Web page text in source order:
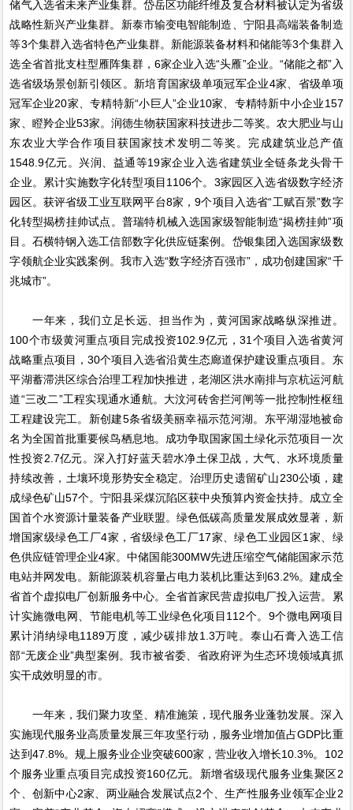
储气入选省未来产业集群。岱岳区功能纤维及复合材料被认定为省级
战略性新兴产业集群。新泰市输变电智能制造、宁阳县高端装备制造
等3个集群入选省特色产业集群。新能源装备材料和储能等3个集群入
选全省首批支柱型雁阵集群，6家企业入选“头雁”企业。“储能之都”入
选省级场景创新引领区。新培育国家级单项冠军企业4家、省级单项
冠军企业20家、专精特新“小巨人”企业10家、专精特新中小企业157
家、瞪羚企业53家。润德生物获国家科技进步二等奖。农大肥业与山
东农业大学合作项目获国家技术发明二等奖。完成建筑业总产值
1548.9亿元。兴润、益通等19家企业入选省建筑业全链条龙头骨干
企业。累计实施数字化转型项目1106个。3家园区入选省级数字经济
园区。获评省级工业互联网平台8家，9个项目入选省“工赋百景”数字
化转型揭榜挂帅试点。普瑞特机械入选国家级智能制造“揭榜挂帅”项
目。石横特钢入选工信部数字化供应链案例。岱银集团入选国家级数
字领航企业实践案例。我市入选“数字经济百强市”，成功创建国家“千
兆城市”。
一年来，我们立足长远、担当作为，黄河国家战略纵深推进。
100个市级黄河重点项目完成投资102.9亿元，31个项目入选省黄河
战略重点项目，30个项目入选省沿黄生态廊道保护建设重点项目。东
平湖蓄滞洪区综合治理工程加快推进，老湖区洪水南排与京杭运河航
道“三改二”工程实现通水通航。大汶河砖舍拦河闸等一批控制性枢纽
工程建设完工。新创建5条省级美丽幸福示范河湖。东平湖湿地被命
名为全国首批重要候鸟栖息地。成功争取国家国土绿化示范项目一次
性投资2.7亿元。深入打好蓝天碧水净土保卫战，大气、水环境质量
持续改善，土壤环境形势安全稳定。治理历史遗留矿山230公顷，建
成绿色矿山57个。宁阳县采煤沉陷区获中央预算内资金扶持。成立全
国首个水资源计量装备产业联盟。绿色低碳高质量发展成效显著，新
增国家级绿色工厂4家，省级绿色工厂17家、绿色工业园区1家、绿
色供应链管理企业4家。中储国能300MW先进压缩空气储能国家示范
电站并网发电。新能源装机容量占电力装机比重达到63.2%。建成全
省首个虚拟电厂创新服务中心。全省首家民营虚拟电厂投入运营。累
计实施微电网、节能电机等工业绿色化项目112个。9个微电网项目
累计消纳绿电1189万度，减少碳排放1.3万吨。泰山石膏入选工信
部“无废企业”典型案例。我市被省委、省政府评为生态环境领域真抓
实干成效明显的市。
一年来，我们聚力攻坚、精准施策，现代服务业蓬勃发展。深入
实施现代服务业高质量发展三年攻坚行动，服务业增加值占GDP比重
达到47.8%。规上服务业企业突破600家，营业收入增长10.3%。102
个服务业重点项目完成投资160亿元。新增省级现代服务业集聚区2
个、创新中心2家、两业融合发展试点2个、生产性服务业领军企业2